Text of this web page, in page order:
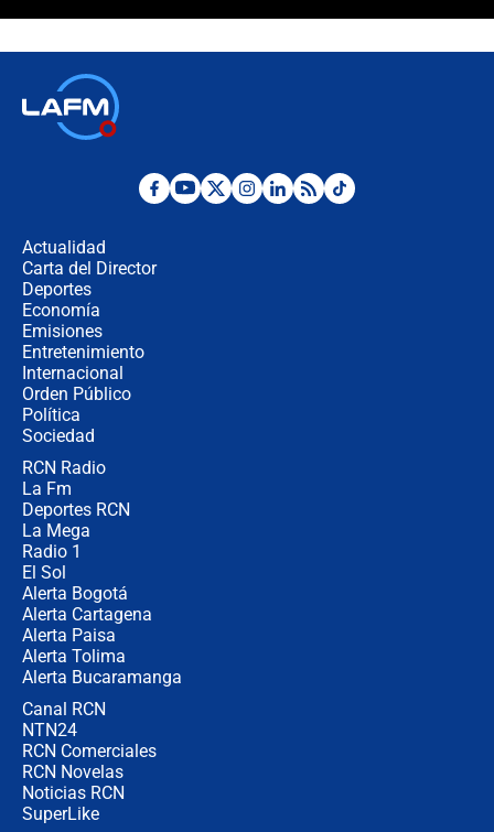
¿Por qué De la Espriella gobernará
Actualidad
Carta del Director
Deportes
Economía
Emisiones
Entretenimiento
Internacional
Orden Público
Política
Sociedad
RCN Radio
La Fm
Deportes RCN
La Mega
Radio 1
El Sol
Alerta Bogotá
Alerta Cartagena
Alerta Paisa
Alerta Tolima
Alerta Bucaramanga
Canal RCN
NTN24
RCN Comerciales
RCN Novelas
Noticias RCN
SuperLike